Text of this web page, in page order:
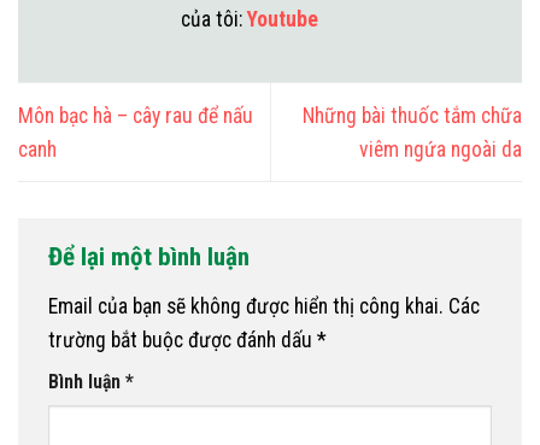
của tôi:Youtube
Môn bạc hà – cây rau để nấu
canh
Những bài thuốc tắm chữa
viêm ngứa ngoài da
Để lại một bình luận
Email của bạn sẽ không được hiển thị công khai. Các
trường bắt buộc được đánh dấu *
Bình luận *